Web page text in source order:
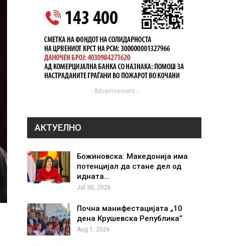
- Advertisement -
АКТУЕЛНО
Божиновска: Македонија има
потенцијал да стане дел од
идната…
Jul 30, 2026
Почна манифестацијата „10
дена Крушевска Република“
Aug 1, 2026